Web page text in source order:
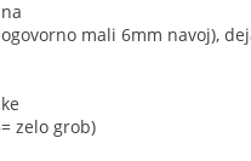
mali 6mm navoj),
zelo grob)